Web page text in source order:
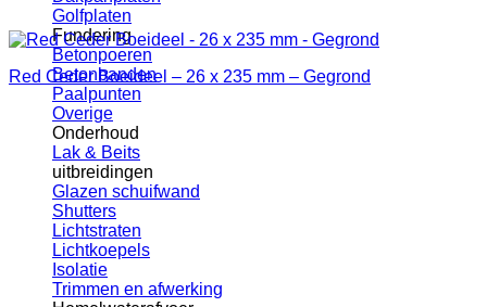
Golfplaten
Fundering
Betonpoeren
Betonbanden
Paalpunten
Overige
Onderhoud
Lak & Beits
uitbreidingen
Glazen schuifwand
Shutters
Lichtstraten
Lichtkoepels
Isolatie
Trimmen en afwerking
Red Ceder Boeideel – 26 x 235 mm – Gegrond